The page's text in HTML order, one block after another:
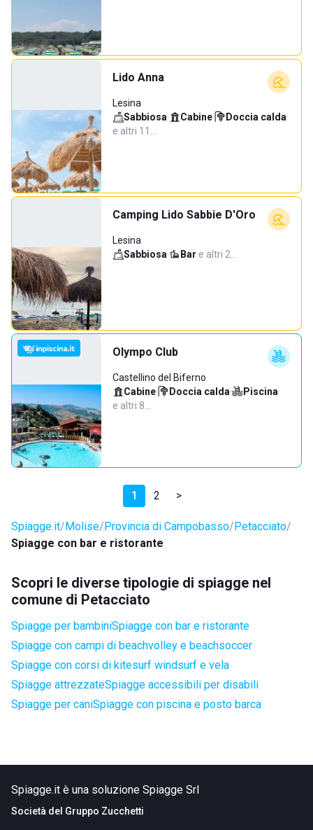
Lido Anna
Lesina
Sabbiosa· Cabine· Doccia calda·
e altri 11…
Camping Lido Sabbie D'Oro
Lesina
Sabbiosa· Bar·e altri 2…
Olympo Club
Castellino del Biferno
Cabine· Doccia calda· Piscina·
e altri 8…
1 2 >
Spiagge.it Molise Provincia di Campobasso Petacciato
Spiagge con bar e ristorante
Scopri le diverse tipologie di spiagge nel
comune di Petacciato
Spiagge per bambiniSpiagge con bar e ristorante
Spiagge con campi di beachvolley e beachsoccer
Spiagge con corsi di kitesurf windsurf e vela
Spiagge attrezzateSpiagge accessibili per disabili
Spiagge per caniSpiagge con piscina e posto barca
Spiagge.it è una soluzione Spiagge Srl
Società del Gruppo Zucchetti